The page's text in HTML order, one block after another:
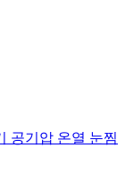
공기압 온열 눈찜